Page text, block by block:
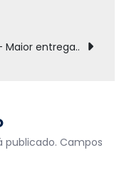
Maior entrega..
publicado. Campos